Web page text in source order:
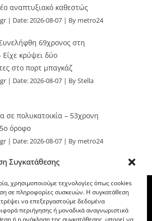
Συγκατάθεσης
χρησιμοποιούμε τεχνολογίες όπως cookies
σε πληροφορίες συσκευών. Η συγκατάθεση
να επεξεργαστούμε δεδομένα
περιήγησης ή μοναδικά αναγνωριστικά
ή η ανάκληση της συγκατάθεσης, μπορεί να
αναπτυξιακό καθεστώς
Date: 2026-08-07 By metro24
69χρονος στη
κρύψει δύο
στο πορτ μπαγκάζ
Date: 2026-08-07
By Stella
σε πολυκατοικία – 53χρονη
όροφο
Date: 2026-08-07 By metro24